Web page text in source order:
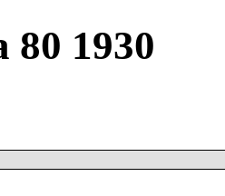
80 1930